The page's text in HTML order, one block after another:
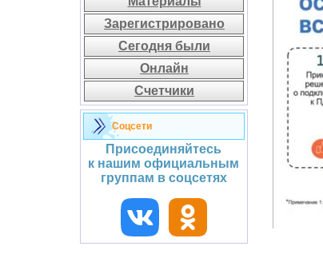
Зарегистрировано
Сегодня были
Онлайн
Счетчики
Соцсети
Присоединяйтесь
к нашим официальным
группам в соцсетях